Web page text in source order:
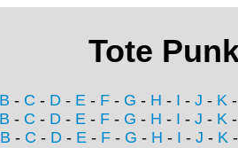
Tote
B - C - D - E - F - G - H - I - J - K
B - C - D - E - F - G - H - I - J - K
B - C - D- E- F- G - H - I - J - K